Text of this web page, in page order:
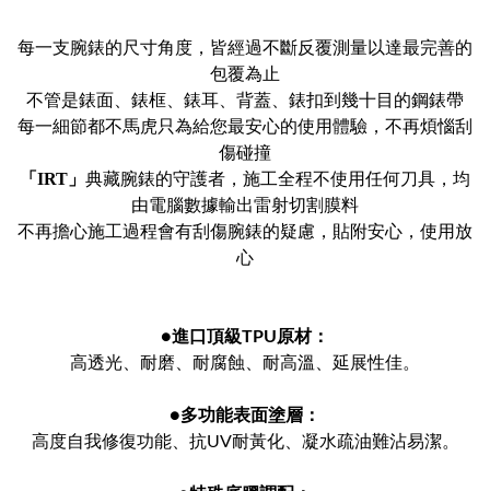
每一支腕錶的尺寸角度，皆經過不斷反覆測量以達最完善的
包覆為止
不管是錶面、錶框、錶耳、背蓋、錶扣到幾十目的鋼錶帶
每一細節都不馬虎只為給您最安心的使用體驗，不再煩惱刮
傷碰撞
「IRT」 典藏腕錶的守護者，施工全程不使用任何刀具，均
由電腦數據輸出雷射切割膜料
不再擔心施工過程會有刮傷腕錶的疑慮，貼附安心，使用放
心
●進口頂級TPU原材：
高透光、耐磨、耐腐蝕、耐高溫、延展性佳。
●多功能表面塗層：
高度自我修復功能、抗UV耐黃化、凝水疏油難沾易潔。